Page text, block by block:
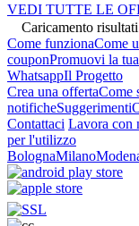
VEDI TUTTE LE
Caricamento
Come funzionaCome
couponPromuovi la
WhatsappIl Progetto
Crea una offertaCome
notificheSuggerimenti
Contattaci Lavora con
per l'utilizzo
BolognaMilano